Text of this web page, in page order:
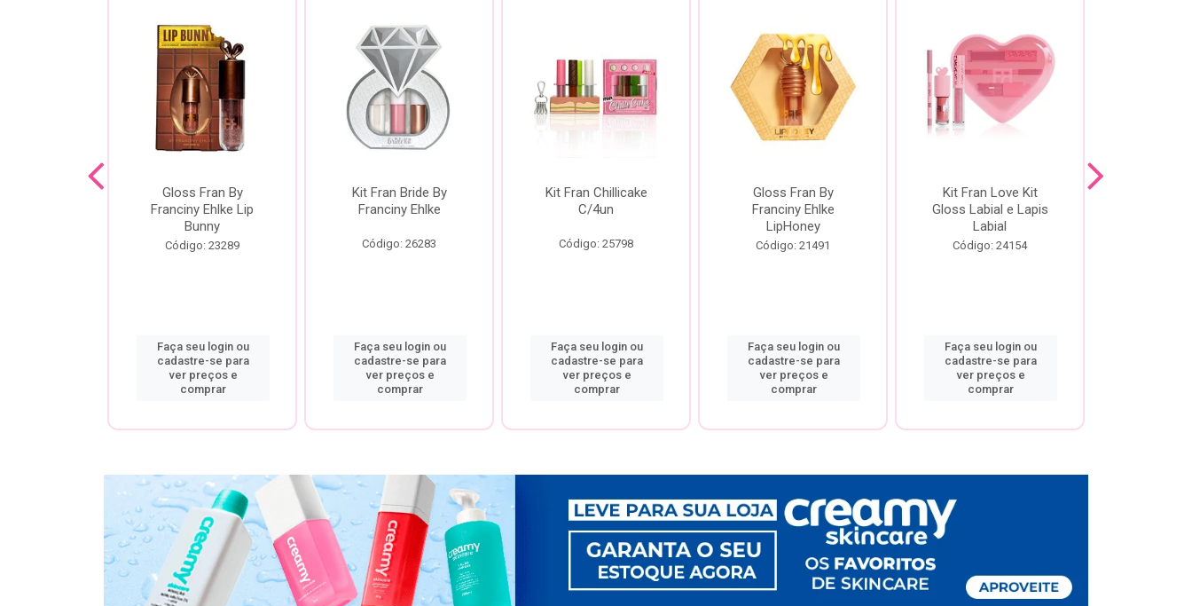
Gloss Fran By
Franciny Ehlke Lip
Bunny
Código: 23289
Faça seu login ou
cadastre-se para
ver preços e
comprar
Kit Fran Bride By
Franciny Ehlke
Código: 26283
Faça seu login ou
cadastre-se para
ver preços e
comprar
Kit Fran Chillicake
C/4un
Código: 25798
Faça seu login ou
cadastre-se para
ver preços e
comprar
Gloss Fran By
Franciny Ehlke
LipHoney
Código: 21491
Faça seu login ou
cadastre-se para
ver preços e
comprar
Kit Fran Love Kit
Gloss Labial e Lapis
Labial
Código: 24154
Faça seu login ou
cadastre-se para
ver preços e
comprar